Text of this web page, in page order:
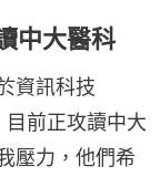
中大醫科
資訊科技
目前正攻讀中大
壓力，他們希